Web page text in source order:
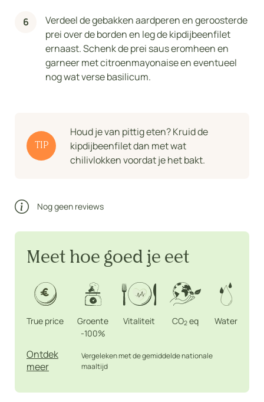
Verdeel de gebakken aardperen en geroosterde
prei over de borden en leg de kipdijbeenfilet
ernaast. Schenk de prei saus eromheen en
garneer met citroenmayonaise en eventueel
nog wat verse basilicum.
TIP
Houd je van pittig eten? Kruid de
kipdijbeenfilet dan met wat
chilivlokken voordat je het bakt.
Nog geen reviews
Meet hoe goed je eet
True price
Groente
-100%
Vitaliteit CO2 eq Water
Ontdek
meer
Vergeleken met de gemiddelde nationale
maaltijd